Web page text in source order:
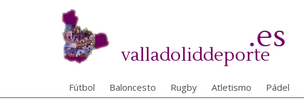
valladoliddeporte
.es
Fútbol Baloncesto Rugby Atletismo Pádel